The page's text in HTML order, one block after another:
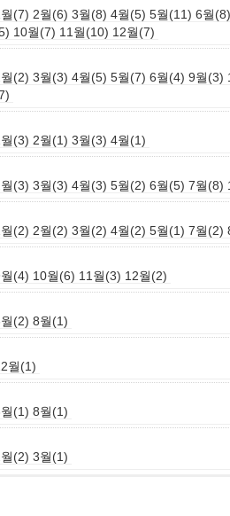
(7) 2월(6) 3월(8) 4월(5) 5월(11) 6월(8)
10월(7) 11월(10) 12월(7)
(2) 3월(3) 4월(5) 5월(7) 6월(4) 9월(3)
(3) 2월(1) 3월(3) 4월(1)
(3) 3월(3) 4월(3) 5월(2) 6월(5) 7월(8)
(2) 2월(2) 3월(2) 4월(2) 5월(1) 7월(2)
(4) 10월(6) 11월(3) 12월(2)
(2) 8월(1)
월(1)
(1) 8월(1)
(2) 3월(1)